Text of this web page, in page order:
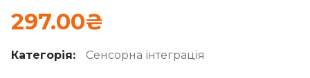
297.00₴
Категорія: Сенсорна інтеграція